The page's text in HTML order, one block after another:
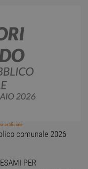
artificiale
comunale 2026
PER